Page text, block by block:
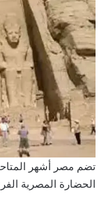
تضم مصر أشهر
الحضارة المصرية